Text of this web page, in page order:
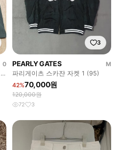
0
3
PEARLY GATES
M
파리게이츠 스카쟌 자켓 1 (95)
42%70,000원
120,000원
72 3